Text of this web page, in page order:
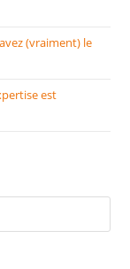
(vraiment) le
est